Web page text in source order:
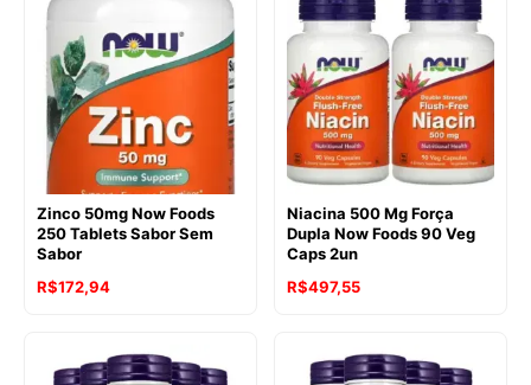
Zinco 50mg Now Foods
250 Tablets Sabor Sem
Sabor
R$172,94
Niacina 500 Mg Força
Dupla Now Foods 90 Veg
Caps 2un
R$497,55